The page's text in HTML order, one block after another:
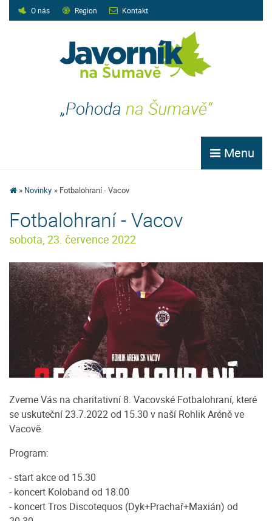
O nás Region Kontakt
„Pohoda na Šumavě“
Menu
Novinky Fotbalohraní - Vacov
Fotbalohraní - Vacov
sobota, 23. července 2022
Zveme Vás na charitativní 8. Vacovské Fotbalohraní, které
se uskuteční 23.7.2022 od 15.30 v naší Rohlik Aréně ve
Vacově.
Program:
- start akce od 15.30
- koncert Koloband od 18.00
- koncert Tros Discotequos (Dyk+Prachař+Maxián) od